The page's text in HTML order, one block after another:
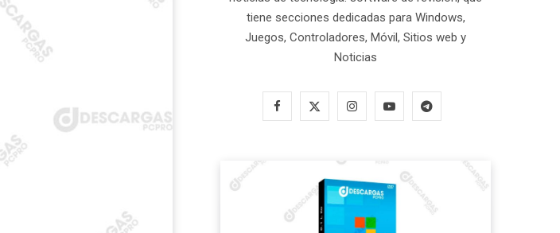
tiene secciones dedicadas para Windows,
Juegos, Controladores, Móvil, Sitios web y
Noticias
F
b
w
i
I
t
a
Y T